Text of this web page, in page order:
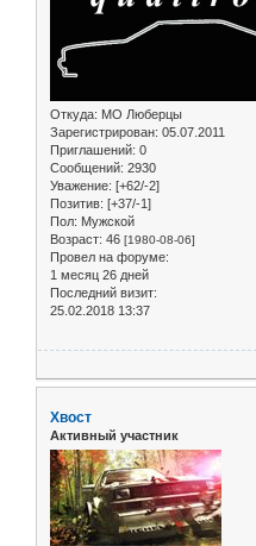
Откуда: МО Люберцы
Зарегистрирован: 05.07.2011
Приглашений: 0
Сообщений: 2930
Уважение: [+62/-2]
Позитив: [+37/-1]
Пол: Мужской
Возраст: 46 [1980-08-06]
Провел на форуме:
1 месяц 26 дней
Последний визит:
25.02.2018 13:37
Хвост
Активный участник